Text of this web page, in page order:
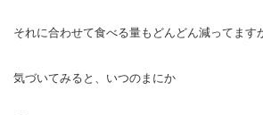
それに合わせて食べる量もどんどん減ってます
気づいてみると、いつのまにか